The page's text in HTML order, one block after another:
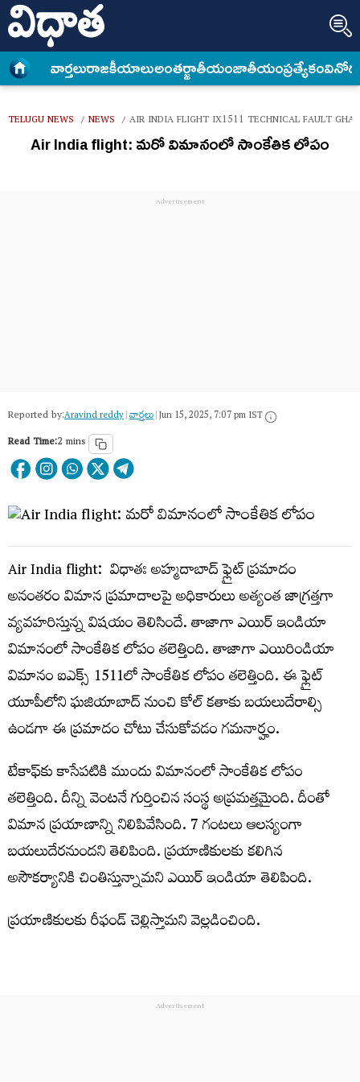
వార్త‌లురాజకీయాలుఅంత‌ర్జాతీయంజాతీయంప్రత్యేకం
TELUGU NEWS / NEWS / AIR INDIA FLIGHT IX1511 TECHNICAL FAULT
Air India flight: మ‌రో విమానంలో సాంకేతిక లోపం
Reported by:Aravind reddy|వార్త‌లు|Jun 15, 2025, 7:07 pm IST
Read Time:2 mins
Air India flight: విధాతః అహ్మ‌దాబాద్ ఫ్లైట్ ప్ర‌మాదం
అనంత‌రం విమాన ప్ర‌మాదాల‌పై అధికారులు అత్యంత జాగ్ర‌త్త‌గా
వ్య‌వ‌హ‌రిస్తున్న విష‌యం తెలిసిందే. తాజాగా ఎయిర్ ఇండియా
విమానంలో సాంకేతిక లోపం త‌లెత్తింది. తాజాగా ఎయిరిండియా
విమానం ఐఎక్స్‌ 1511లో సాంకేతిక లోపం త‌లెత్తింది. ఈ ఫ్లైట్
యూపీలోని ఘ‌జియాబాద్ నుంచి కోల్ క‌తాకు బ‌యలుదేరాల్సి
ఉండ‌గా ఈ ప్ర‌మాదం చోటు చేసుకోవ‌డం గ‌మ‌నార్హం.
టేకాఫ్‌కు కాసేపటికి ముందు విమానంలో సాంకేతిక లోపం
తలెత్తింది. దీన్ని వెంటనే గుర్తించిన సంస్థ అప్రమత్తమైంది. దీంతో
విమాన ప్రయాణాన్ని నిలిపివేసింది. 7 గంటలు ఆలస్యంగా
బయలుదేరనుందని తెలిపింది. ప్ర‌యాణికుల‌కు క‌లిగిన
అసౌక‌ర్యానికి చింతిస్తున్నామ‌ని ఎయిర్ ఇండియా తెలిపింది.
ప్రయాణికుల‌కు రీఫండ్ చెల్లిస్తామ‌ని వెల్ల‌డించింది.